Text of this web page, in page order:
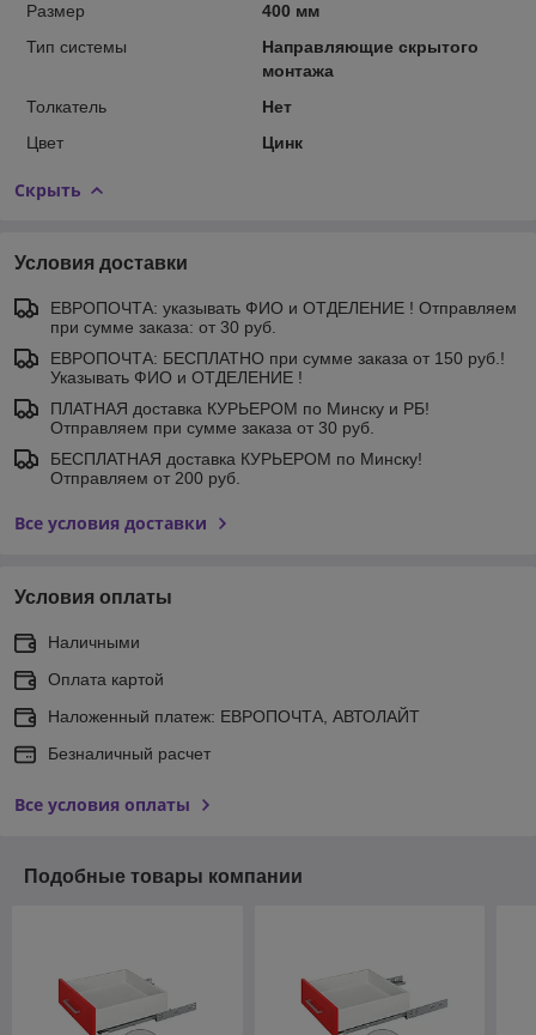
Размер
400 мм
Тип системы
Направляющие скрытого
монтажа
Толкатель
Нет
Цвет
Цинк
Скрыть
Условия доставки
ЕВРОПОЧТА: указывать ФИО и ОТДЕЛЕНИЕ ! Отправляем
при сумме заказа: от 30 руб.
ЕВРОПОЧТА: БЕСПЛАТНО при сумме заказа от 150 руб.!
Указывать ФИО и ОТДЕЛЕНИЕ !
ПЛАТНАЯ доставка КУРЬЕРОМ по Минску и РБ!
Отправляем при сумме заказа от 30 руб.
БЕСПЛАТНАЯ доставка КУРЬЕРОМ по Минску!
Отправляем от 200 руб.
Все условия доставки
Условия оплаты
Наличными
Оплата картой
Наложенный платеж: ЕВРОПОЧТА, АВТОЛАЙТ
Безналичный расчет
Все условия оплаты
Подобные товары компании